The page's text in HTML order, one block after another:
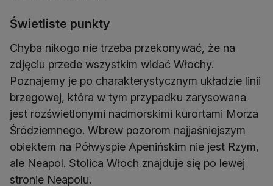
Świetliste punkty
Chyba nikogo nie trzeba przekonywać, że na
zdjęciu przede wszystkim widać Włochy.
Poznajemy je po charakterystycznym układzie linii
brzegowej, która w tym przypadku zarysowana
jest rozświetlonymi nadmorskimi kurortami Morza
Śródziemnego. Wbrew pozorom najjaśniejszym
obiektem na Półwyspie Apenińskim nie jest Rzym,
ale Neapol. Stolica Włoch znajduje się po lewej
stronie Neapolu.